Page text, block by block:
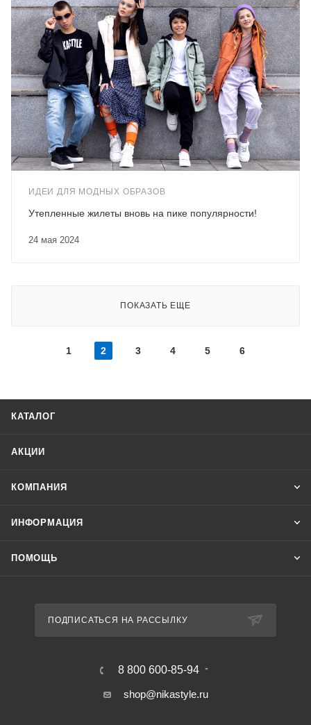
ИДЕИ ДЛЯ МОДНЫХ ОБРАЗОВ
24 мая 2024
Утепленные жилеты вновь на пике популярности!
ПОКАЗАТЬ ЕЩЕ
1 2 3 4 5 6
КАТАЛОГ
АКЦИИ
КОМПАНИЯ
ИНФОРМАЦИЯ
ПОМОЩЬ
ПОДПИСАТЬСЯ НА РАССЫЛКУ
8 800 600-85-94
shop@nikastyle.ru